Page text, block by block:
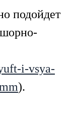
подойдет
i-vsya-
).